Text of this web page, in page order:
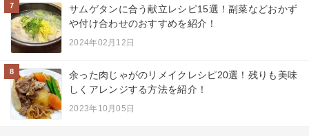
7
サムゲタンに合う献立レシピ15選！副菜などおかず
や付け合わせのおすすめを紹介！
2024年02月12日
8
余った肉じゃがのリメイクレシピ20選！残りも美味
しくアレンジする方法を紹介！
2023年10月05日